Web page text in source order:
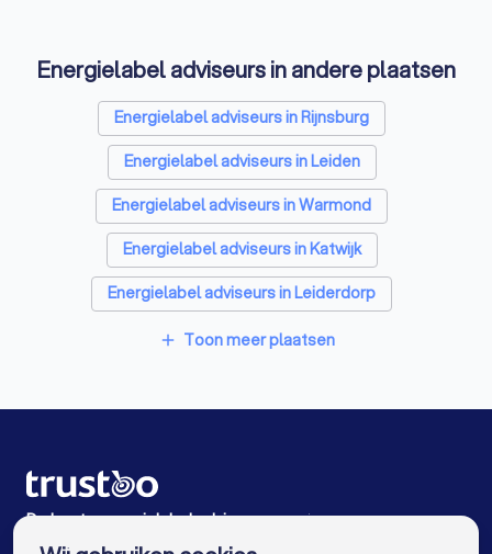
Thuisbatterij installateurs in Oegstgeest
Energielabel adviseurs in andere plaatsen
Energielabel adviseurs in Rijnsburg
Energielabel adviseurs in Leiden
Energielabel adviseurs in Warmond
Energielabel adviseurs in Katwijk
Energielabel adviseurs in Leiderdorp
Energielabel adviseurs in Voorhout
Energielabel adviseurs in Wassenaar
Energielabel adviseurs in Lisse
add Toon meer plaatsen
De beste energielabel adviseurs voor jou